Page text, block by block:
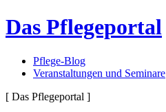
Das Pflegeportal
Pflege-Blog
Veranstaltungen und Seminare
[ Das Pflegeportal ]